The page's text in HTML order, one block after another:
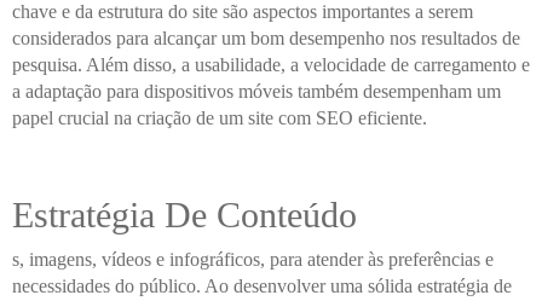
chave e da estrutura do site são aspectos importantes a serem
considerados para alcançar um bom desempenho nos resultados de
pesquisa. Além disso, a usabilidade, a velocidade de carregamento e
a adaptação para dispositivos móveis também desempenham um
papel crucial na criação de um site com SEO eficiente.
Estratégia De Conteúdo
s, imagens, vídeos e infográficos, para atender às preferências e
necessidades do público. Ao desenvolver uma sólida estratégia de